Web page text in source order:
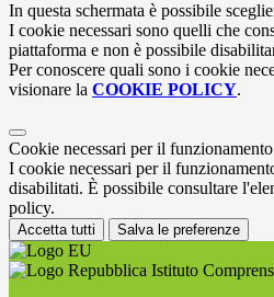
In questa schermata è possibile
I cookie necessari sono quelli che
piattaforma e non è possibile
Per conoscere quali sono i cookie
visionare la COOKIE POLICY.
Cookie necessari per il funzionamento
I cookie necessari per il
disabilitati. È possibile consultare
policy.
Accetta tutti Salva le preferenze
Istituto